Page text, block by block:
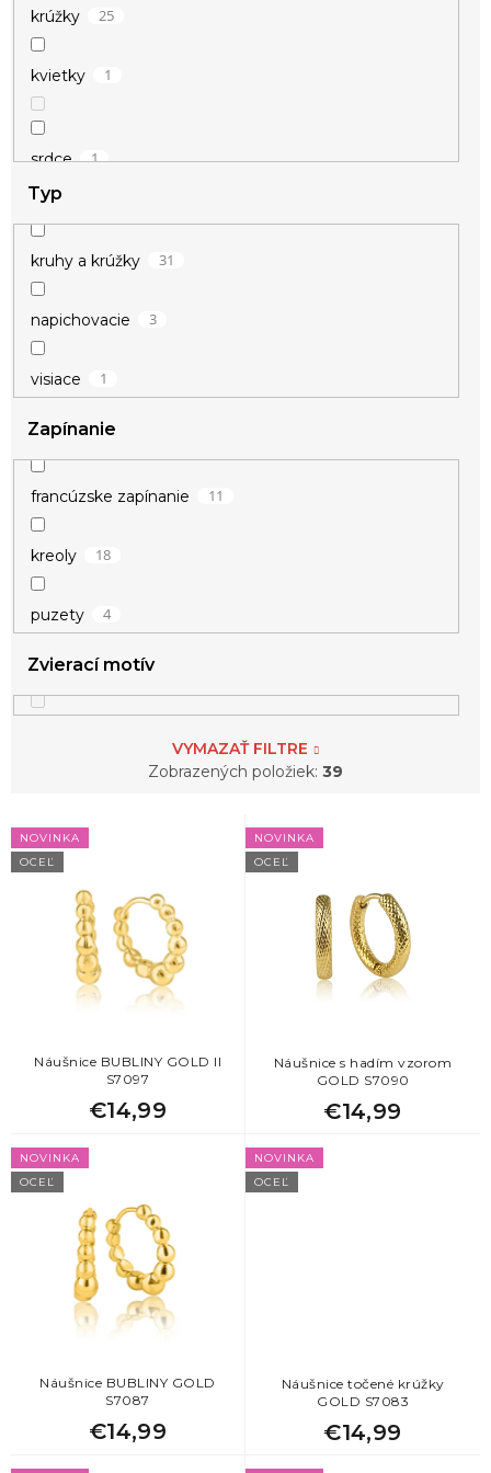
krúžky 25
kvietky 1
srdce 1
Typ
kruhy a krúžky 31
napichovacie 3
visiace 1
Zapínanie
francúzske zapínanie 11
kreoly 18
puzety 4
Zvierací motív
VYMAZAŤ FILTRE
Zobrazených položiek: 39
V
ý
p
NOVINKA
OCEĽ
Náušnice BUBLINY GOLD II
S7097
€14,99
NOVINKA
OCEĽ
Náušnice s hadím vzorom
GOLD S7090
€14,99
NOVINKA
OCEĽ
Náušnice BUBLINY GOLD
S7087
€14,99
NOVINKA
OCEĽ
Náušnice točené krúžky
GOLD S7083
€14,99